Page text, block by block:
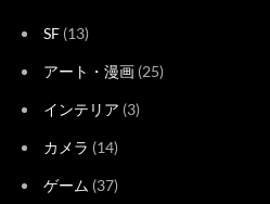
SF (13)
アート・漫画 (25)
インテリア (3)
カメラ (14)
ゲーム (37)